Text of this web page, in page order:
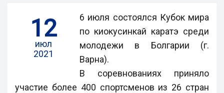
12
июл
2021
6 июля состоялся Кубок мира
по киокусинкай каратэ среди
молодежи в Болгарии (г.
Варна).
В соревнованиях приняло
участие более 400 спортсменов из 26 стран